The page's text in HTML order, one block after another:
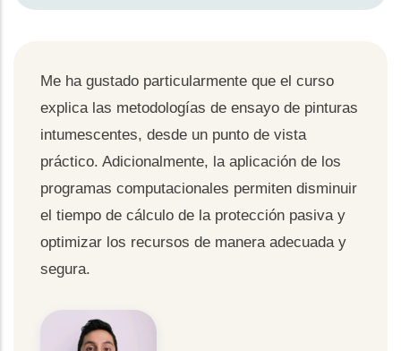
Me ha gustado particularmente que el curso
explica las metodologías de ensayo de pinturas
intumescentes, desde un punto de vista
práctico. Adicionalmente, la aplicación de los
programas computacionales permiten disminuir
el tiempo de cálculo de la protección pasiva y
optimizar los recursos de manera adecuada y
segura.